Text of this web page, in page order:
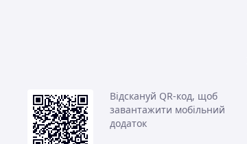
Відскануй QR-код, щоб
завантажити мобільний
додаток